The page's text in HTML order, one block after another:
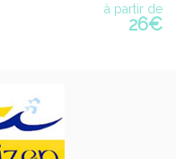
à partir de
26€